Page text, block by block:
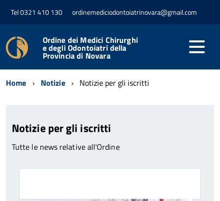
Tel 0321 410 130 ordinemediciodontoiatrinovara@gmail.com
Ordine dei Medici Chirurghi
e degli Odontoiatri della
Provincia di Novara
Home Notizie Notizie per gli iscritti
Notizie per gli iscritti
Tutte le news relative all'Ordine